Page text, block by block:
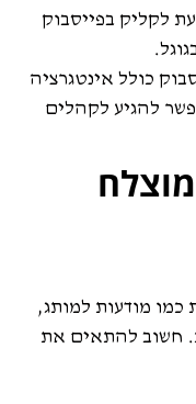
לקליק בפייסבוק
כולל אינטגרציה
להגיע לקהלים
מודעות למותג,
חשוב להתאים את